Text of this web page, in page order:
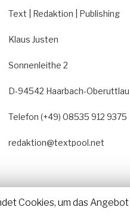
Text | Redaktion | Publishing
Klaus Justen
Sonnenleithe 2
D-94542 Haarbach-Oberuttlau
Telefon (+49) 08535 912 9375
redaktion@textpool.net
Cookies, um das